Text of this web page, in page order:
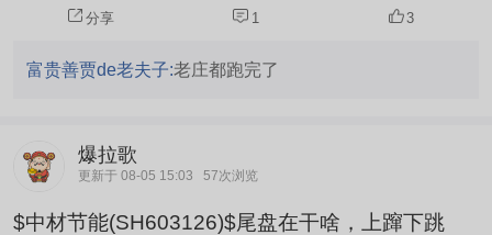
分享 1 3
富贵善贾de老夫子:老庄都跑完了
爆拉歌
更新于 08-05 15:03 57次浏览
$中材节能(SH603126)$尾盘在干啥，上蹿下跳